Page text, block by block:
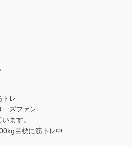
トレ
ーズファン
ます。
目標に筋トレ中